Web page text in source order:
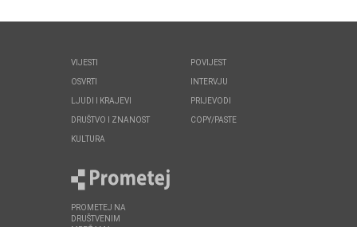
VIJESTI
OSVRTI
LJUDI I KRAJEVI
DRUŠTVO I ZNANOST
KULTURA
POVIJEST
INTERVJU
PRIJEVODI
COPY/PASTE
PROMETEJ NA
DRUŠTVENIM